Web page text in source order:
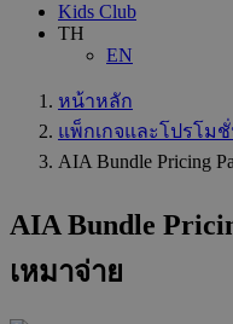
Kids Club
TH
EN
หน้าหลัก
แพ็กเกจและโปรโม
AIA Bundle Pricing
AIA Bundle
เหมาจ่าย